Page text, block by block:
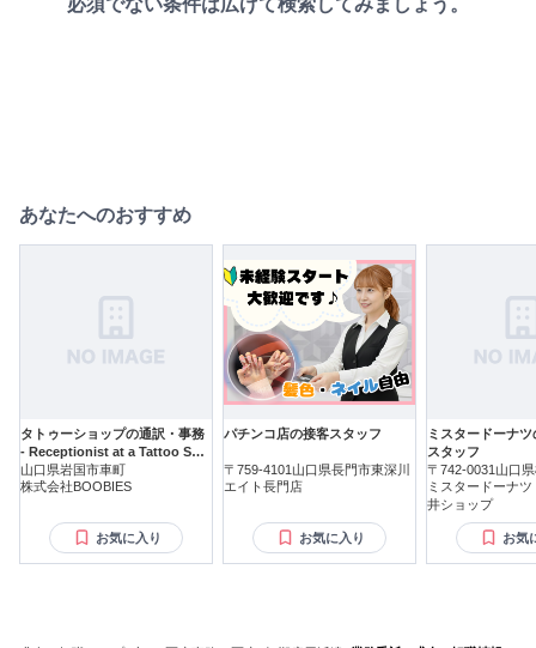
必須でない条件は広げて検索してみましょう。
あなたへのおすすめ
タトゥーショップの通訳・事務
- Receptionist at a Tattoo Sho
p山口県岩国市車町
株式会社BOOBIES
お気に入り
パチンコ店の接客スタッフ
〒759-4101山口県長門市東深川
エイト長門店
お気に入り
ミスタードーナ
スタッフ
〒742-0031山口
ミスタードーナ
井ショップ
お気